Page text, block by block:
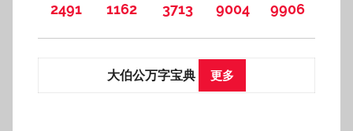
2491
1162 3713 9004 9906
大伯公万字宝典 更多